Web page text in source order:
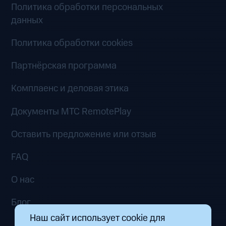
Политика обработки персональных
данных
Политика обработки cookies
Партнёрская программа
Комплаенс и деловая этика
Документы MTC RemotePlay
Оставить предложение или отзыв
FAQ
О нас
Блог
Наш сайт использует cookie для